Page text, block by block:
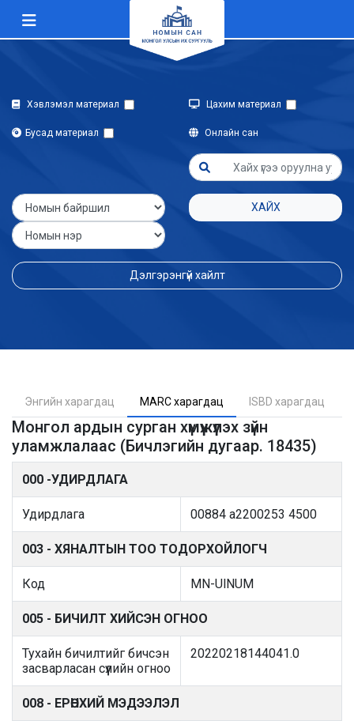
Хэвлэмэл материал Цахим материал
Бусад материал Онлайн сан
ХАЙХ
Дэлгэрэнгүй хайлт
Энгийн харагдац MARC харагдац ISBD харагдац
Монгол ардын сурган хүмүүжүүлэх зүйн
уламжлалаас (Бичлэгийн дугаар. 18435)
000 -УДИРДЛАГА
Удирдлага 00884 a2200253 4500
003 - ХЯНАЛТЫН ТОО ТОДОРХОЙЛОГЧ
Код MN-UlNUM
005 - БИЧИЛТ ХИЙСЭН ОГНОО
Тухайн бичилтийг бичсэн
засварласан сүүлийн огноо
20220218144041.0
008 - ЕРӨНХИЙ МЭДЭЭЛЭЛ